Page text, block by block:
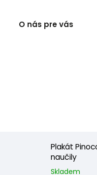
O nás pre vás
Plakát
naučily
Skladem